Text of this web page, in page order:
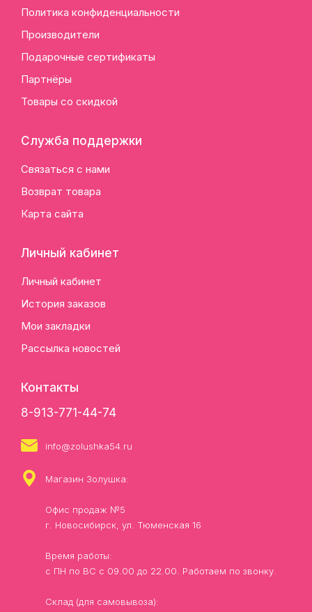
Политика конфиденциальности
Производители
Подарочные сертификаты
Партнёры
Товары со скидкой
Служба поддержки
Связаться с нами
Возврат товара
Карта сайта
Личный кабинет
Личный кабинет
История заказов
Мои закладки
Рассылка новостей
Контакты
8-913-771-44-74
info@zolushka54.ru
Магазин Золушка:
Офис продаж №5
г. Новосибирск, ул. Тюменская 16
Время работы:
с ПН по ВС с 09.00 до 22.00. Работаем по звонку.
Склад (для самовывоза):